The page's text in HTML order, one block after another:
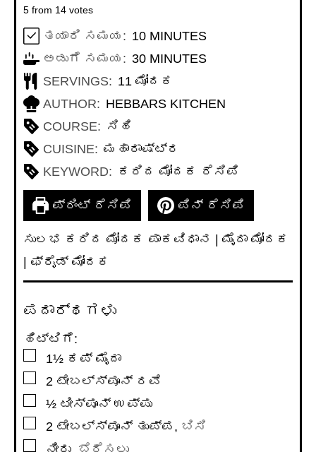
5 from 14 votes
ತಯಾರಿ ಸಮಯ: 10MINUTES
MINUTES
ಅಡುಗೆ ಸಮಯ: 30MINUTES
MINUTES
SERVINGS: 11 ಮೋದಕ
AUTHOR: HEBBARS KITCHEN
COURSE: ಸಿಹಿ
CUISINE: ಮಹಾರಾಷ್ಟ್ರ
KEYWORD: ಕರಿದ ಮೋದಕ ರೆಸಿಪಿ
ಪ್ರಿಂಟ್ ರೆಸಿಪಿ ಪಿನ್ ರೆಸಿಪಿ
ಸುಲಭ ಕರಿದ ಮೋದಕ ಪಾಕವಿಧಾನ | ಮೈದಾ ಮೋದಕ
| ಫ್ರೈಡ್ ಮೋದಕ
ಪದಾರ್ಥಗಳು
ಹಿಟ್ಟಿಗೆ:
▢1½ ಕಪ್ ಮೈದಾ
▢2 ಟೇಬಲ್ಸ್ಪೂನ್ ರವೆ
▢½ ಟೀಸ್ಪೂನ್ ಉಪ್ಪು
▢2 ಟೇಬಲ್ಸ್ಪೂನ್ ತುಪ್ಪ , ಬಿಸಿ
ನೀರು, ಬೆರೆಸಲು